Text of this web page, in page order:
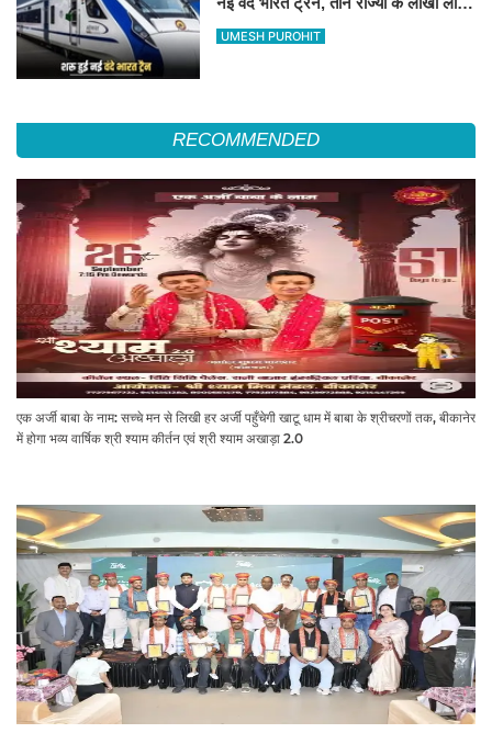
का सफर होगा आसान, देखें पूरा रूटमैप
UMESH PUROHIT
RECOMMENDED
एक अर्जी बाबा के नाम: सच्चे मन से लिखी हर अर्जी पहुँचेगी खाटू धाम में बाबा के श्रीचरणों तक, बीकानेर
में होगा भव्य वार्षिक श्री श्याम कीर्तन एवं श्री श्याम अखाड़ा 2.0